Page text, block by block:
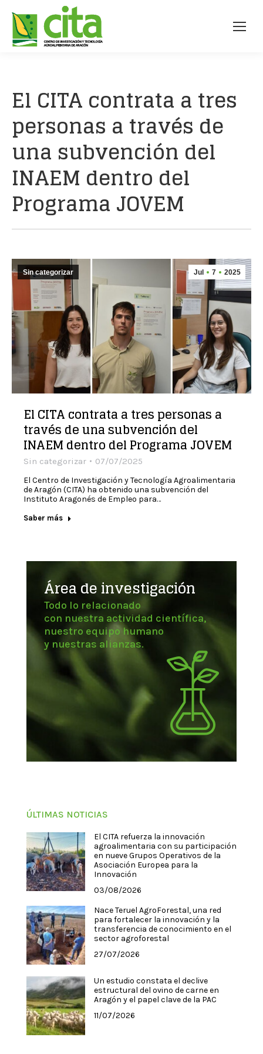
El CITA contrata a tres
personas a través de
una subvención del
INAEM dentro del
Programa JOVEM
Jul 7 2025
Sin categorizar
El CITA contrata a tres personas a
través de una subvención del
INAEM dentro del Programa JOVEM
Sin categorizar 07/07/2025
El Centro de Investigación y Tecnología Agroalimentaria
de Aragón (CITA) ha obtenido una subvención del
Instituto Aragonés de Empleo para…
Saber más
Área de investigación
Todo lo relacionado
con nuestra actividad científica,
nuestro equipo humano
y nuestras alianzas.
ÚLTIMAS NOTICIAS
El CITA refuerza la innovación
agroalimentaria con su participación
en nueve Grupos Operativos de la
Asociación Europea para la
Innovación
03/08/2026
Nace Teruel AgroForestal, una red
para fortalecer la innovación y la
transferencia de conocimiento en el
sector agroforestal
27/07/2026
Un estudio constata el declive
estructural del ovino de carne en
Aragón y el papel clave de la PAC
11/07/2026